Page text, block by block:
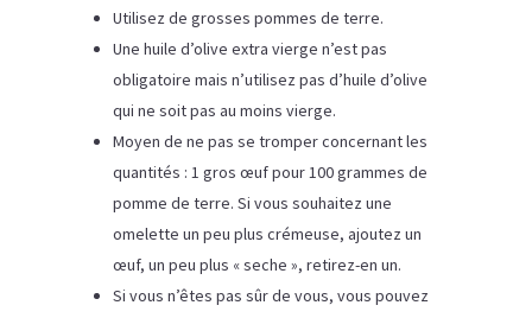
Utilisez de grosses pommes de terre.
Une huile d’olive extra vierge n’est pas
obligatoire mais n’utilisez pas d’huile d’olive
qui ne soit pas au moins vierge.
Moyen de ne pas se tromper concernant les
quantités : 1 gros œuf pour 100 grammes de
pomme de terre. Si vous souhaitez une
omelette un peu plus crémeuse, ajoutez un
œuf, un peu plus « seche », retirez-en un.
Si vous n’êtes pas sûr de vous, vous pouvez